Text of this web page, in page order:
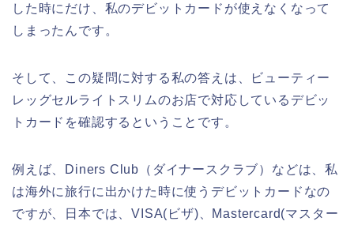
した時にだけ、私のデビットカードが使えなくなって
しまったんです。
そして、この疑問に対する私の答えは、ビューティー
レッグセルライトスリムのお店で対応しているデビッ
トカードを確認するということです。
例えば、Diners Club（ダイナースクラブ）などは、私
は海外に旅行に出かけた時に使うデビットカードなの
ですが、日本では、VISA(ビザ)、Mastercard(マスター